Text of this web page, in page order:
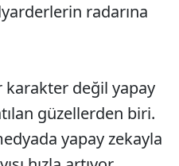
radarına
karakter değil yapay
güzellerden biri.
yapay zekayla